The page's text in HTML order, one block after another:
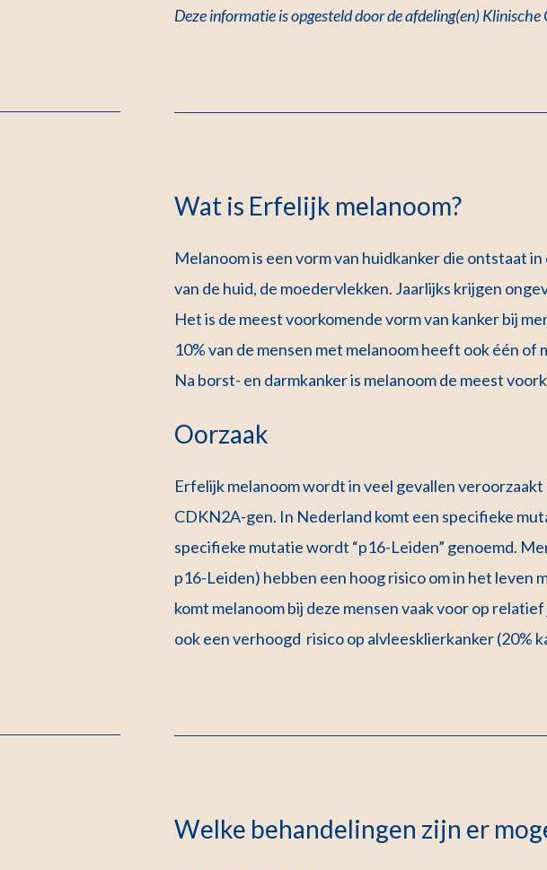
Deze informatie is opgesteld door de afdeling(en) Klinische
Wat is Erfelijk melanoom?
Melanoom is een vorm van huidkanker die ontstaat
van de huid, de moedervlekken. Jaarlijks krijgen
Het is de meest voorkomende vorm van kanker bij
10% van de mensen met melanoom heeft ook één
Na borst- en darmkanker is melanoom de meest
Oorzaak
Erfelijk melanoom wordt in veel gevallen
CDKN2A-gen. In Nederland komt een specifieke
specifieke mutatie wordt “p16-Leiden” genoemd.
p16-Leiden) hebben een hoog risico om in het leven
komt melanoom bij deze mensen vaak voor op
ook een verhoogd risico op alvleesklierkanker (20%
Welke behandelingen zijn er